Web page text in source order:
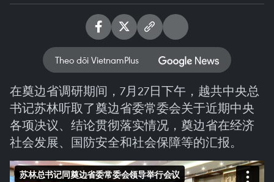
Theo dõi VietnamPlus
在奠边省调研期间，7月27日下午，越共中央总
书记苏林听取了奠边省委常委会关于近期中央
各项决议、结论贯彻落实情况，奠边省在经济
社会发展、国防安全和社会保障等的汇报。